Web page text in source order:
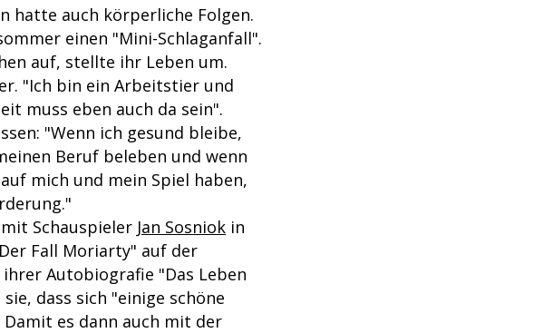
hatte auch körperliche Folgen.
einen "Mini-Schlaganfall".
auf, stellte ihr Leben um.
"Ich bin ein Arbeitstier und
muss eben auch da sein".
"Wenn ich gesund bleibe,
Beruf beleben und wenn
mich und mein Spiel haben,
Schauspieler Jan Sosniok in
Fall Moriarty" auf der
Autobiografie "Das Leben
dass sich "einige schöne
es dann auch mit der